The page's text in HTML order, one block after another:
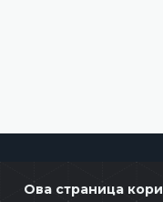
Ова страница